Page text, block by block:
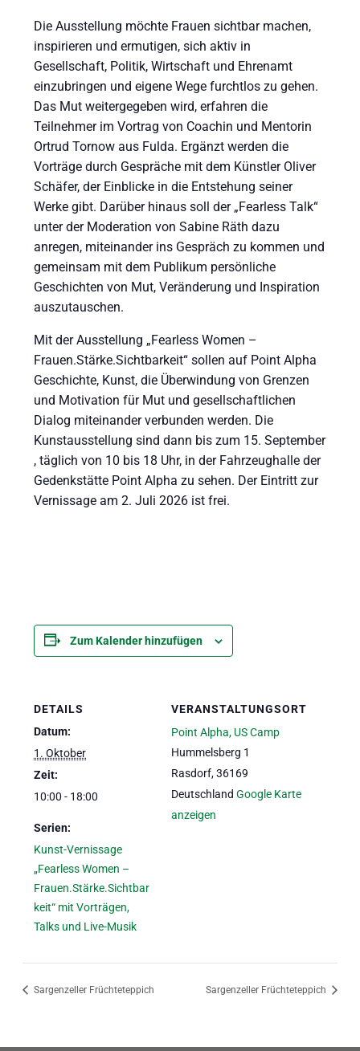
Die Ausstellung möchte Frauen sichtbar machen,
inspirieren und ermutigen, sich aktiv in
Gesellschaft, Politik, Wirtschaft und Ehrenamt
einzubringen und eigene Wege furchtlos zu gehen.
Das Mut weitergegeben wird, erfahren die
Teilnehmer im Vortrag von Coachin und Mentorin
Ortrud Tornow aus Fulda. Ergänzt werden die
Vorträge durch Gespräche mit dem Künstler Oliver
Schäfer, der Einblicke in die Entstehung seiner
Werke gibt. Darüber hinaus soll der „Fearless Talk“
unter der Moderation von Sabine Räth dazu
anregen, miteinander ins Gespräch zu kommen und
gemeinsam mit dem Publikum persönliche
Geschichten von Mut, Veränderung und Inspiration
auszutauschen.
Mit der Ausstellung „Fearless Women –
Frauen.Stärke.Sichtbarkeit“ sollen auf Point Alpha
Geschichte, Kunst, die Überwindung von Grenzen
und Motivation für Mut und gesellschaftlichen
Dialog miteinander verbunden werden. Die
Kunstausstellung sind dann bis zum 15. September
, täglich von 10 bis 18 Uhr, in der Fahrzeughalle der
Gedenkstätte Point Alpha zu sehen. Der Eintritt zur
Vernissage am 2. Juli 2026 ist frei.
Zum Kalender hinzufügen
DETAILS
Datum:
1. Oktober
Zeit:
10:00 - 18:00
Serien:
Kunst-Vernissage
„Fearless Women –
Frauen.Stärke.Sichtbar
keit“ mit Vorträgen,
Talks und Live-Musik
VERANSTALTUNGSORT
Point Alpha, US Camp
Hummelsberg 1
Rasdorf, 36169
Deutschland Google Karte
anzeigen
Sargenzeller Früchteteppich Sargenzeller Früchteteppich